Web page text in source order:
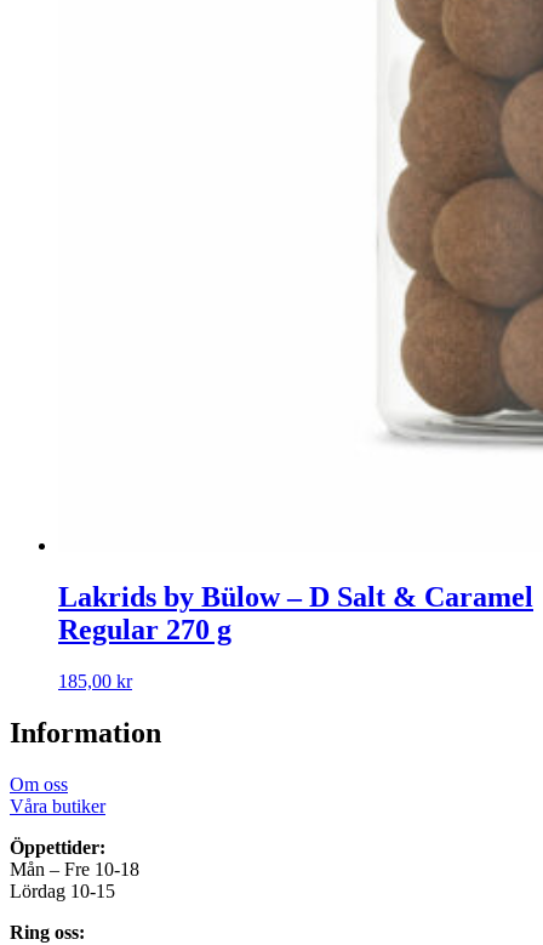
Lakrids by Bülow – D Salt & Caramel
Regular 270 g
185,00 kr
Information
Om oss
Våra butiker
Öppettider:
Mån – Fre 10-18
Lördag 10-15
Ring oss: